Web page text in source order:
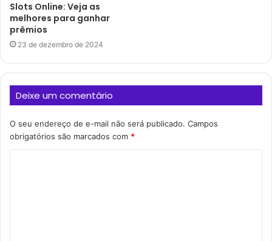
Slots Online: Veja as
melhores para ganhar
prêmios
23 de dezembro de 2024
Deixe um comentário
O seu endereço de e-mail não será publicado. Campos
obrigatórios são marcados com *